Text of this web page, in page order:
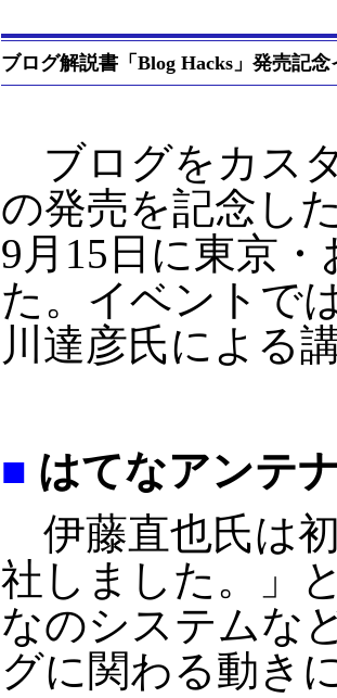
ブログ解説書「Blog Hacks」発売記
ブログをカス
の発売を記念し
9月15日に東京
た。イベントで
川達彦氏による
■ はてなアンテ
伊藤直也氏は
社しました。」
なのシステムな
グに関わる動き